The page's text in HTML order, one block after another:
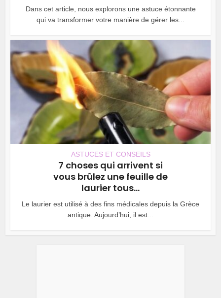
Dans cet article, nous explorons une astuce étonnante
qui va transformer votre manière de gérer les...
ASTUCES ET CONSEILS
7 choses qui arrivent si
vous brûlez une feuille de
laurier tous...
Le laurier est utilisé à des fins médicales depuis la Grèce
antique. Aujourd’hui, il est...